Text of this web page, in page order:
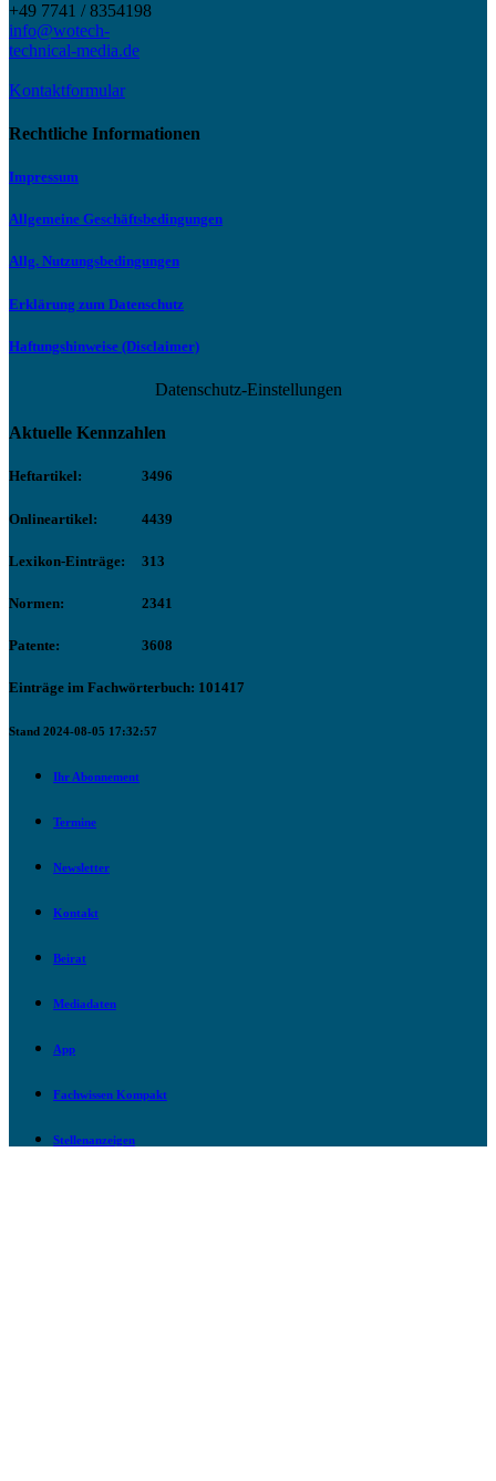
+49 7741 / 8354198
info@wotech-
technical-media.de
Kontaktformular
Rechtliche Informationen
Impressum
Allgemeine Geschäftsbedingungen
Allg. Nutzungsbedingungen
Erklärung zum Datenschutz
Haftungshinweise (Disclaimer)
Datenschutz-Einstellungen
Aktuelle Kennzahlen
Heftartikel: 3496
Onlineartikel: 4439
Lexikon-Einträge: 313
Normen: 2341
Patente: 3608
Einträge im Fachwörterbuch: 101417
Stand 2024-08-05 17:32:57
Ihr Abonnement
Termine
Newsletter
Kontakt
Beirat
Mediadaten
App
Fachwissen Kompakt
Stellenanzeigen